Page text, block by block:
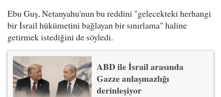
Ebu Guş, Netanyahu'nun bu reddini "gelecekteki herhangi
bir İsrail hükümetini bağlayan bir sınırlama" haline
getirmek istediğini de söyledi.
ABD ile İsrail arasında
Gazze anlaşmazlığı
derinleşiyor